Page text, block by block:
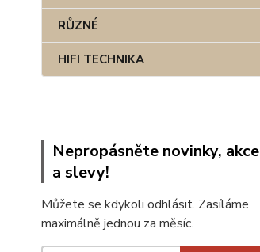
RŮZNÉ
HIFI TECHNIKA
Nepropásněte novinky, akce
a slevy!
Můžete se kdykoli odhlásit. Zasíláme
maximálně jednou za měsíc.